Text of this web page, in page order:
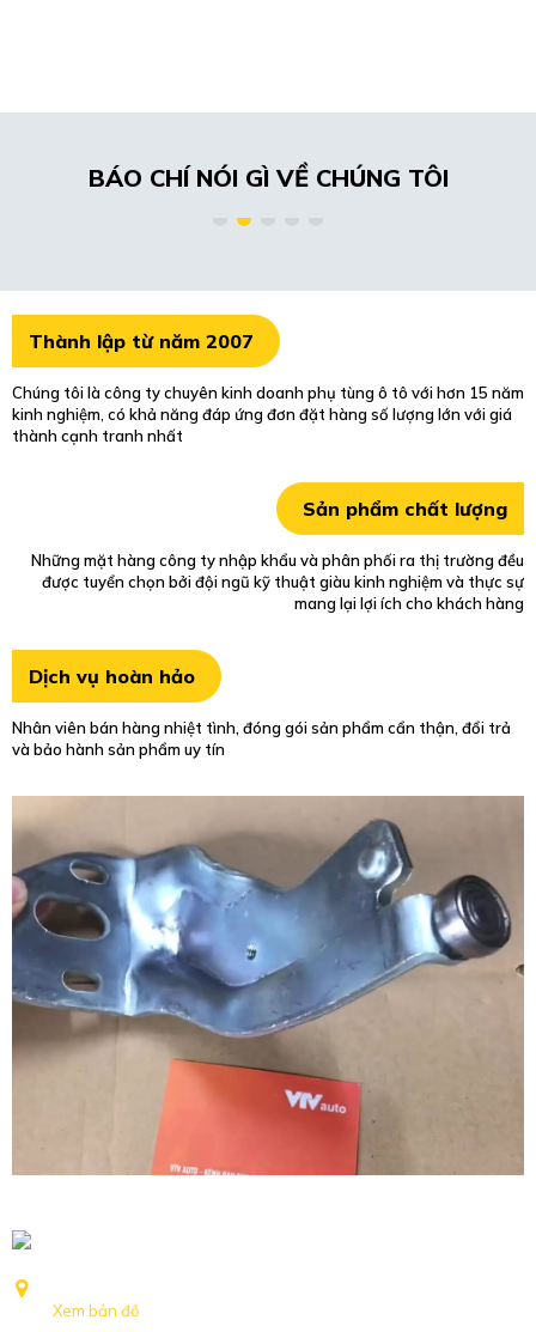
BÁO CHÍ NÓI GÌ VỀ CHÚNG TÔI
Thành lập từ năm 2007
Chúng tôi là công ty chuyên kinh doanh phụ tùng ô tô với hơn 15 năm
kinh nghiệm, có khả năng đáp ứng đơn đặt hàng số lượng lớn với giá
thành cạnh tranh nhất
Sản phẩm chất lượng
Những mặt hàng công ty nhập khẩu và phân phối ra thị trường đều
được tuyển chọn bởi đội ngũ kỹ thuật giàu kinh nghiệm và thực sự
mang lại lợi ích cho khách hàng
Dịch vụ hoàn hảo
Nhân viên bán hàng nhiệt tình, đóng gói sản phẩm cẩn thận, đổi trả
và bảo hành sản phẩm uy tín
Xem bản đồ